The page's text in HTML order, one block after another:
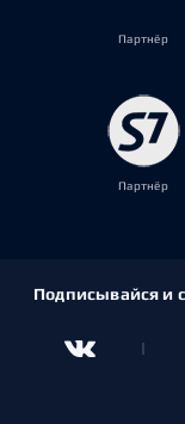
Партнёр
Партнёр
Подписывайся и